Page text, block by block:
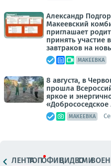
Александр
Макеевский
приглашает
принять
завтраков на
МАКЕЕВКА
8 августа, в
прошла
яркое и
«Добрососедское
МАКЕЕВКА
ЛЕНТАТОПОФИЦ.ВИДЕОСМИ